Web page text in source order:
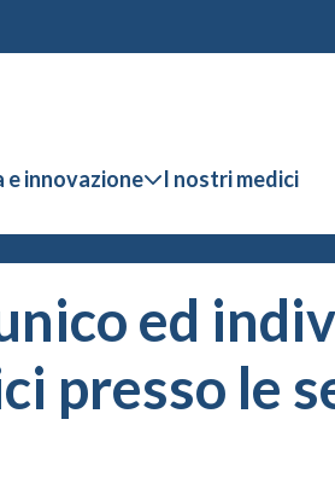
e innovazione I nostri medici
ed
presso le